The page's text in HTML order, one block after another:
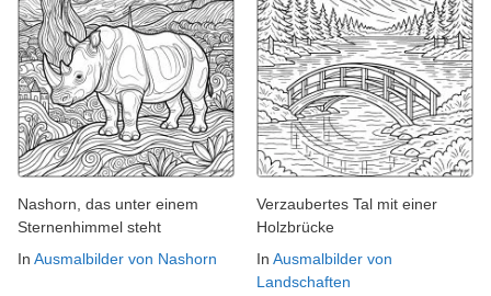
Nashorn, das unter einem
Sternenhimmel steht
In Ausmalbilder von Nashorn
Verzaubertes Tal mit einer
Holzbrücke
In Ausmalbilder von
Landschaften